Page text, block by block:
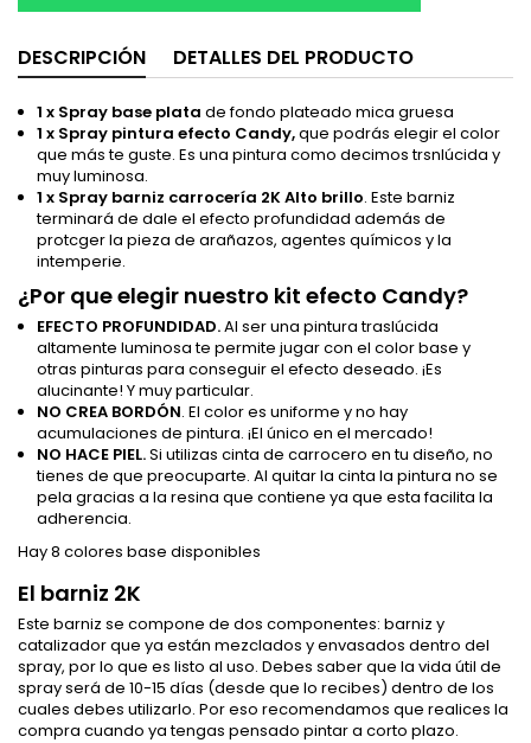
DESCRIPCIÓN DETALLES DEL PRODUCTO
1 x Spray base plata de fondo plateado mica gruesa
1 x Spray pintura efecto Candy,que podrás elegir el color
que más te guste. Es una pintura como decimos trsnlúcida y
muy luminosa.
1 x Spray barniz carrocería 2K Alto brillo. Este barniz
terminará de dale el efecto profundidad además de
protcger la pieza de arañazos, agentes químicos y la
intemperie.
¿Por que elegir nuestro kit efecto Candy?
EFECTO PROFUNDIDAD.Al ser una pintura traslúcida
altamente luminosa te permite jugar con el color base y
otras pinturas para conseguir el efecto deseado. ¡Es
alucinante! Y muy particular.
NO CREA BORDÓN. El color es uniforme y no hay
acumulaciones de pintura. ¡El único en el mercado!
NO HACE PIEL.Si utilizas cinta de carrocero en tu diseño, no
tienes de que preocuparte. Al quitar la cinta la pintura no se
pela gracias a la resina que contiene ya que esta facilita la
adherencia.
Hay 8 colores base disponibles
El barniz 2K
Este barniz se compone de dos componentes: barniz y
catalizador que ya están mezclados y envasados dentro del
spray, por lo que es listo al uso. Debes saber que la vida útil de
spray será de 10-15 días (desde que lo recibes) dentro de los
cuales debes utilizarlo. Por eso recomendamos que realices la
compra cuando ya tengas pensado pintar a corto plazo.